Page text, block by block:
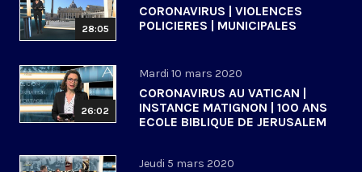
28:05
CORONAVIRUS | VIOLENCES
POLICIERES | MUNICIPALES
26:02
Mardi 10 mars 2020
CORONAVIRUS AU VATICAN |
INSTANCE MATIGNON | 100 ANS
ECOLE BIBLIQUE DE JERUSALEM
Jeudi 5 mars 2020